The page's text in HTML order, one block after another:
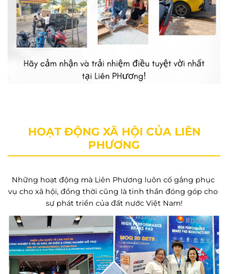
HOẠT ĐỘNG XÃ HỘI CỦA LIÊN
PHƯƠNG
Những hoạt động mà Liên Phương luôn cố gắng phục
vụ cho xã hội, đồng thời cũng là tinh thần đóng góp cho
sự phát triển của đất nước Việt Nam!